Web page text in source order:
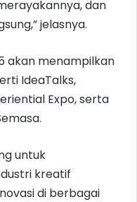
dan
jelasnya.
akan menampilkan
IdeaTalks,
Expo, serta
untuk
kreatif
di berbagai